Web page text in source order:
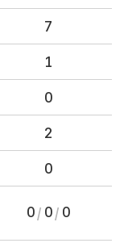
7
1
0
2
0
0/0/0